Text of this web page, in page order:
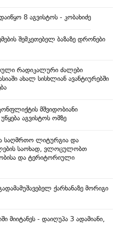
8 აგვისტოს - კობახიძე
შემკეთებელ ბაზაზე დრონები
რადიკალური ძალები
ახალ სისხლიან ავანტიურებში
მშვიდობიანი
აგვისტოს ომზე
საღმრთო ლიტურგია და
საოხად, ვლოცულობთ
და ტერიტორიული
ქარხანაზე მორიგი
მიიტანეს - დაიღუპა 3 ადამიანი,